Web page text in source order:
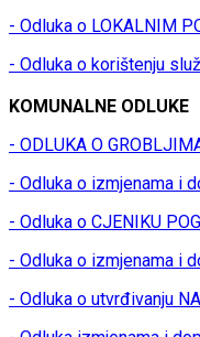
- Odluka o LOKALNIM
- Odluka o korištenju
KOMUNALNE ODLUKE
- ODLUKA O
- Odluka o izmjenama i
- Odluka o CJENIKU
- Odluka o izmjenama i
- Odluka o utvrđivanju